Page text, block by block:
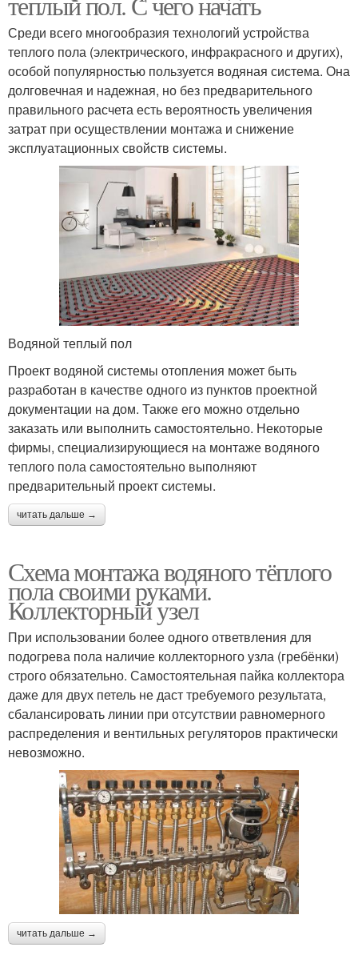
Среди всего многообразия технологий устройства
теплого пола (электрического, инфракрасного и других),
особой популярностью пользуется водяная система. Она
долговечная и надежная, но без предварительного
правильного расчета есть вероятность увеличения
затрат при осуществлении монтажа и снижение
эксплуатационных свойств системы.
Водяной теплый пол
Проект водяной системы отопления может быть
разработан в качестве одного из пунктов проектной
документации на дом. Также его можно отдельно
заказать или выполнить самостоятельно. Некоторые
фирмы, специализирующиеся на монтаже водяного
теплого пола самостоятельно выполняют
предварительный проект системы.
читать дальше →
Схема монтажа водяного тёплого
пола своими руками.
Коллекторный узел
При использовании более одного ответвления для
подогрева пола наличие коллекторного узла (гребёнки)
строго обязательно. Самостоятельная пайка коллектора
даже для двух петель не даст требуемого результата,
сбалансировать линии при отсутствии равномерного
распределения и вентильных регуляторов практически
невозможно.
читать дальше →